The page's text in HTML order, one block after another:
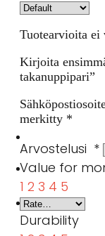
Tuotearvioita ei
Kirjoita
takanuppipari”
merkitty *
Arvostelusi *
Value for
1 2 3 4 5
Durability